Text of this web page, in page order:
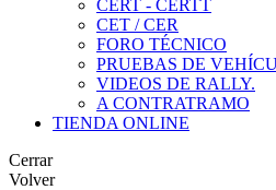
CERT - CERTT
CET / CER
FORO TÉCNICO
PRUEBAS DE
VIDEOS DE RALLY.
A CONTRATRAMO
TIENDA ONLINE
Cerrar
Volver